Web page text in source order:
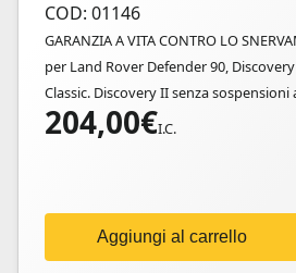
COD: 01146
GARANZIA A VITA CONTRO LO
per Land Rover Defender 90,
Classic. Discovery II senza sospensioni
204,00€I.C.
Aggiungi al carrello